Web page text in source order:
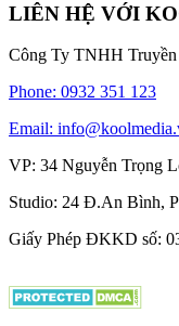
LIÊN HỆ VỚI
Công Ty TNHH
Phone: 0932 351 123
Email:
VP: 34 Nguyễn Trọng
Studio: 24 Đ.An Bình,
Giấy Phép ĐKKD số: